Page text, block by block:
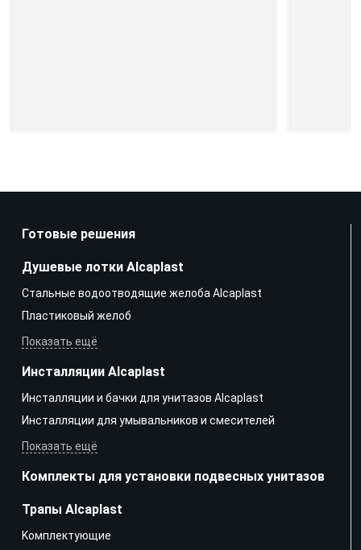
Готовые решения
Душевые лотки Alcaplast
Стальные водоотводящие желоба Alcaplast
Пластиковый желоб
Показать ещё
Инсталляции Alcaplast
Инсталляции и бачки для унитазов Alcaplast
Инсталляции для умывальников и смесителей
Показать ещё
Комплекты для установки подвесных унитазов
Трапы Alcaplast
Kомплектующие